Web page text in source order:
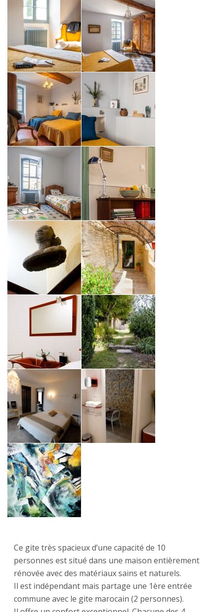
Ce gite très spacieux d’une capacité de 10
personnes est situé dans une maison entièrement
rénovée avec des matériaux sains et naturels.
Il est indépendant mais partage une 1ère entrée
commune avec le gite marocain (2 personnes).